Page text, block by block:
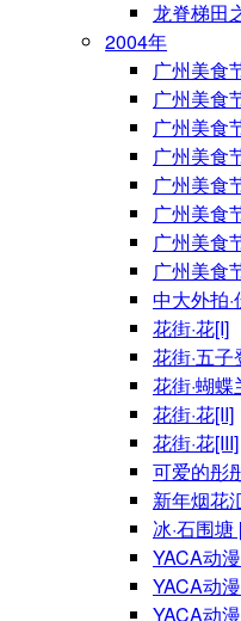
龙脊梯田
2004年
广州美食
广州美食
广州美食
广州美食
广州美食
广州美食
广州美食
广州美食
中大外拍·
花街·花[I]
花街·五子
花街·蝴蝶
花街·花[II]
花街·花[III]
可爱的彤
新年烟花
冰·石围塘
YACA动
YACA动
YACA动